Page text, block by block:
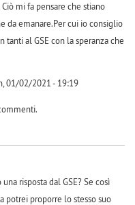
mi fa pensare che stiano
da emanare.Per cui io consiglio
al GSE con la speranza che
01/02/2021 - 19:19
risposta dal GSE? Se così
potrei proporre lo stesso suo